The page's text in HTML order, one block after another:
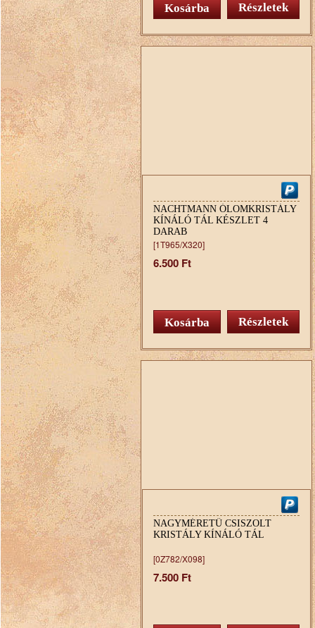
Részletek
NACHTMANN ÓLOMKRISTÁLY
KÍNÁLÓ TÁL KÉSZLET 4
DARAB
[1T965/X320]
6.500 Ft
Részletek
NAGYMÉRETŰ CSISZOLT
KRISTÁLY KÍNÁLÓ TÁL
[0Z782/X098]
7.500 Ft